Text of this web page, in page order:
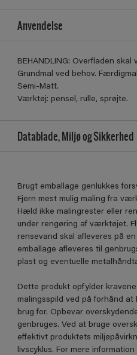
Anvendelse
BEHANDLING: Overfladen
Grundmal ved behov.
Semi-Matt.
Værktøj: pensel, rulle, sprøjte.
Datablade, Miljø og Sikkerhed
Brugt emballage genlukkes
Fjern mest mulig maling fra
Hæld ikke malingrester eller
under rengøring af værktøjet.
rensevand skal afleveres på
emballage afleveres til
plast og eventuelle
Dette produkt opfylder
malingsspild ved på forhånd
brug for. Opbevar
genbruges. Ved at bruge
effektivt produktets
livscyklus. For mere